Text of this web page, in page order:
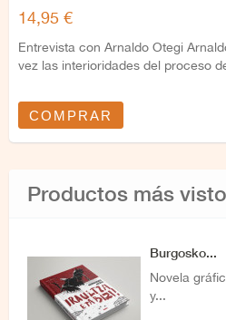
14,95 €
Entrevista con Arnaldo Otegi
vez las interioridades del proceso
COMPRAR
Productos más
Burgosko...
Novela
y...